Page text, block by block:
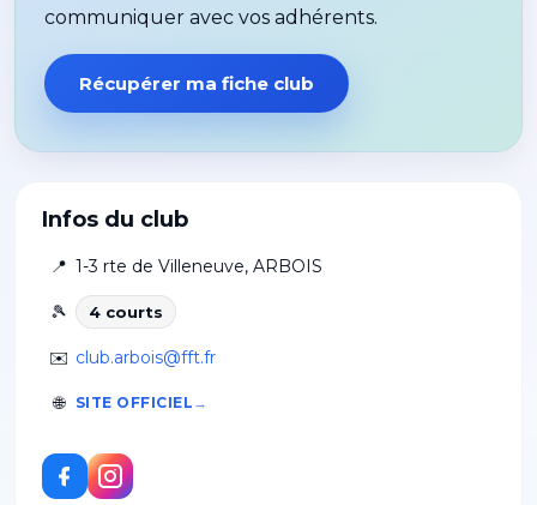
Infos du club
📍 1-3 rte de Villeneuve, ARBOIS
🎾 4 courts
✉️ club.arbois@fft.fr
🌐 SITE OFFICIEL
communiquer avec vos adhérents.
Récupérer ma fiche club